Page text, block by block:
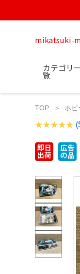
mikatsuki-
カテゴリ
覧
TOP ホビ